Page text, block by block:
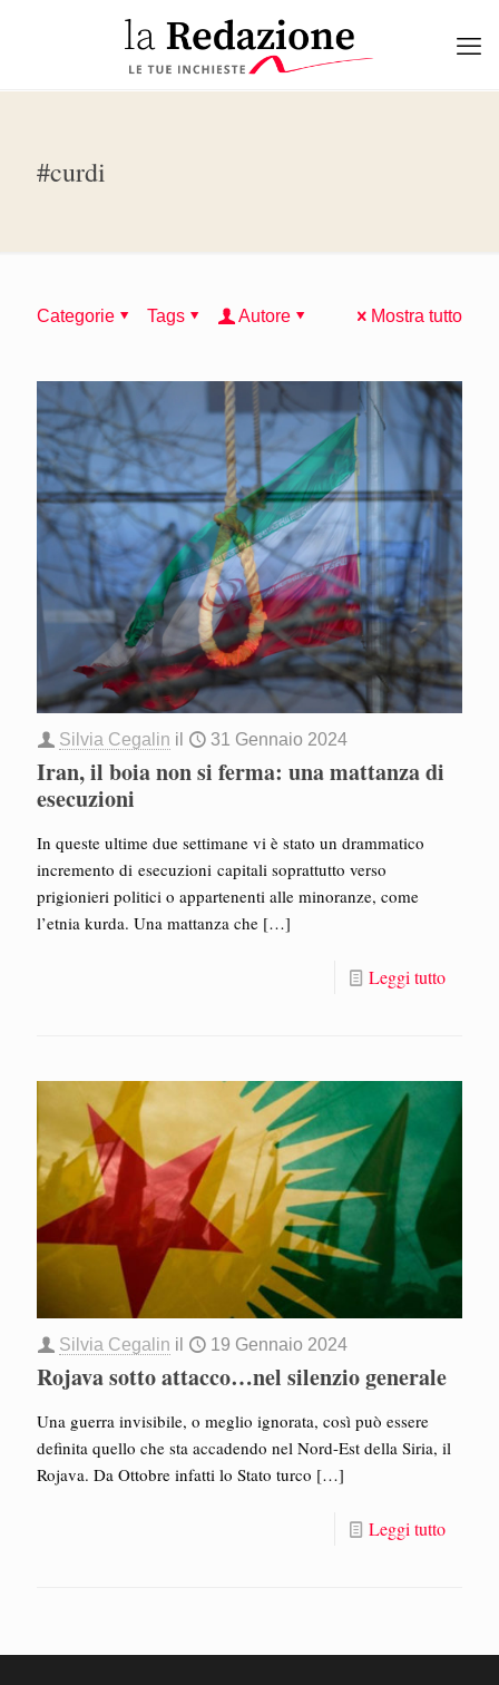
#curdi
Categorie Tags Autore Mostra tutto
Silvia Cegalin il 31 Gennaio 2024
Iran, il boia non si ferma: una mattanza di
esecuzioni
In queste ultime due settimane vi è stato un drammatico
incremento di esecuzioni capitali soprattutto verso
prigionieri politici o appartenenti alle minoranze, come
l’etnia kurda. Una mattanza che […]
Leggi tutto
Silvia Cegalin il 19 Gennaio 2024
Rojava sotto attacco…nel silenzio generale
Una guerra invisibile, o meglio ignorata, così può essere
definita quello che sta accadendo nel Nord-Est della Siria, il
Rojava. Da Ottobre infatti lo Stato turco […]
Leggi tutto